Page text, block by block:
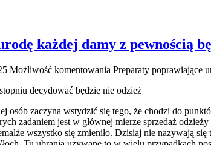
każdej damy z pewnością
Możliwość komentowania Preparaty poprawiające
decydować będzie nie odzież
osób zaczyna wstydzić się tego, że chodzi do
zadaniem jest w głównej mierze sprzedaż
wszystko się zmieniło. Dzisiaj nie nazywają